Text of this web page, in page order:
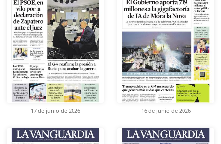
17 de junio de 2026 16 de junio de 2026